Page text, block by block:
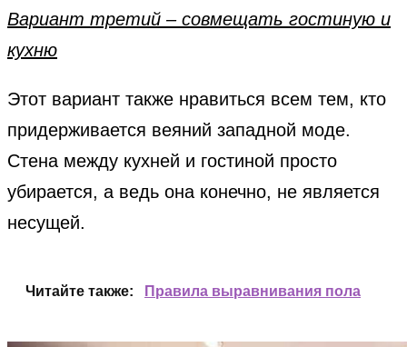
Вариант третий – совмещать гостиную и
кухню
Этот вариант также нравиться всем тем, кто
придерживается веяний западной моде.
Стена между кухней и гостиной просто
убирается, а ведь она конечно, не является
несущей.
Читайте также: Правила выравнивания пола